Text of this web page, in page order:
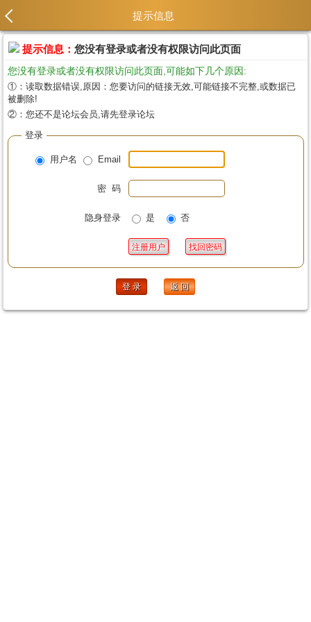
提示信息
提示信息： 您没有登录或者没有权限访问此页面
您没有登录或者没有权限访问此页面,可能如下几个原因:
①：读取数据错误,原因：您要访问的链接无效,可能链接不完整,或数据已
被删除!
②：您还不是论坛会员,请先登录论坛
登录
用户名 Email
密 码
隐身登录 是 否